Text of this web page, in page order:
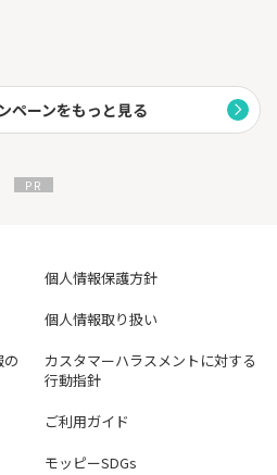
ペーンをもっと見る
個人情報保護方針
個人情報取り扱い
カスタマーハラスメントに対する
行動指針
ご利用ガイド
モッピーSDGs